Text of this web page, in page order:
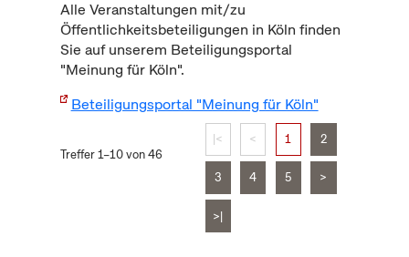
Alle Veranstaltungen mit/zu
Öffentlichkeitsbeteiligungen in Köln finden
Sie auf unserem Beteiligungsportal
"Meinung für Köln".
Beteiligungsportal "Meinung für Köln"
Treffer 1–10 von 46
|< < 1 2
3 4 5 >
>|